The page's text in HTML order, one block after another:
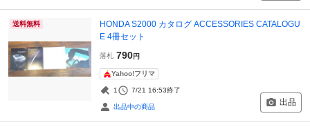
送料無料
HONDA S2000 カタログ ACCESSORIES CATALOGU
E 4冊セット
落札 790円
Yahoo!フリマ
1 7/21 16:53終了
出品中の商品 出品